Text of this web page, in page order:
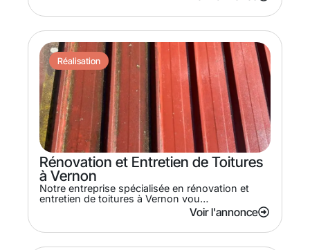
Réalisation
Rénovation et Entretien de Toitures
à Vernon
Notre entreprise spécialisée en rénovation et
entretien de toitures à Vernon vou…
Voir l'annonce